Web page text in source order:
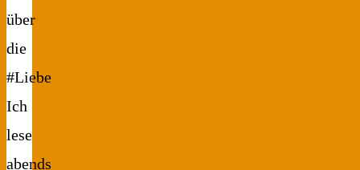
über
die
#Liebe
Ich
lese
abends